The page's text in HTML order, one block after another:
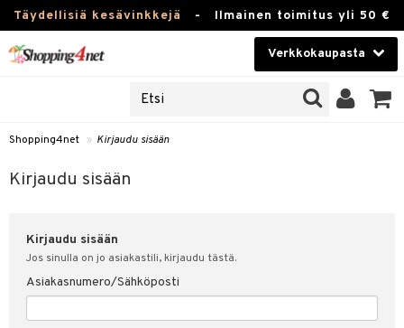
Täydellisiä kesävinkkejä - Ilmainen toimitus yli 50 €
Verkkokaupasta
Piilolinssit
Luontaistuotteet
Fitness
Koti & Sisustus
Lelut, Lapsi & Vauva
Shopping4net » Kirjaudu sisään
Kirjaudu sisään
Kirjaudu sisään
Jos sinulla on jo asiakastili, kirjaudu tästä.
Asiakasnumero/Sähköposti
sisään
& vastauksia